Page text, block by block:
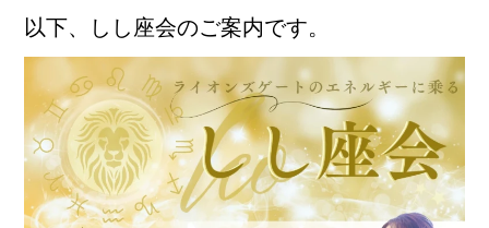
以下、しし座会のご案内です。